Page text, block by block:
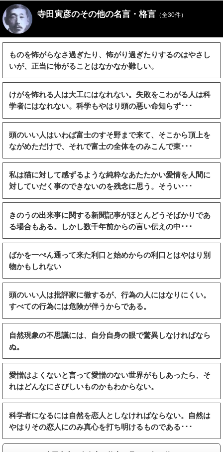
寺田寅彦のその他の名言・格言 （全30件）
ものを怖がらなさ過ぎたり、怖がり過ぎたりするのはやさし
いが、正当に怖がることはなかなか難しい。
けがを怖れる人は大工にはなれない。失敗をこわがる人は科
学者にはなれない。科学もやはり頭の悪い命知らず･･･
頭のいい人はいわば富士のすそ野まで来て、そこから頂上を
ながめただけで、それで富士の全体をのみこんで東･･･
私は猫に対して感ずるような純粋なあたたかい愛情を人間に
対していだく事のできないのを残念に思う。そうい･･･
きのうの出来事に関する新聞記事がほとんどうそばかりであ
る場合もある。しかし数千年前からの言い伝えの中･･･
ばかを一ぺん通って来た利口と始めからの利口とはやはり別
物かもしれない
頭のいい人は批評家に徹するが、行為の人にはなりにくい。
すべての行為には危険が伴うからである。
自然現象の不思議には、自分自身の眼で驚異しなければなら
ぬ。
愛憎はよくないと言って愛憎のない世界がもしあったら、そ
れはどんなにさびしいものかもわからない。
科学者になるには自然を恋人としなければならない。自然は
やはりその恋人にのみ真心を打ち明けるものである･･･